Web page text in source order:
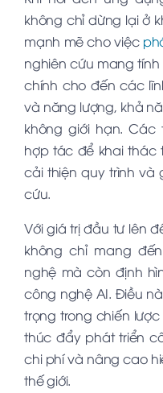
không chỉ dừng lại ở
mạnh mẽ cho việc
nghiên cứu mang tính
chính cho đến các
và năng lượng, khả
không giới hạn.
hợp tác để khai thác
cải thiện quy trình và
cứu.
Với giá trị đầu tư lên
không chỉ mang
nghệ mà còn định
công nghệ AI. Điều
trọng trong chiến
thúc đẩy phát triển
chi phí và nâng cao
thế giới.